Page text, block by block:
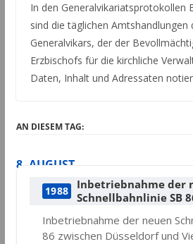
In den Generalvikariatsprotokollen
sind die täglichen Amtshandlungen
Generalvikars, der der
Erzbischofs für die kirchliche
Daten, Inhalt und Adressaten
AN DIESEM TAG:
8. AUGUST
1988
Inbetriebnahme der
Schnellbahnlinie SB
Inbetriebnahme der neuen
86 zwischen Düsseldorf und